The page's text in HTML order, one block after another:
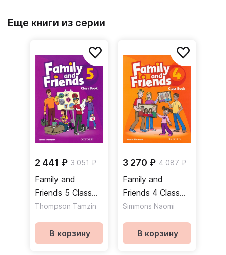
Еще книги из серии
2 441 ₽ 3 051 ₽
Family and
Friends 5 Class
Book Учебник
Thompson Tamzin
В корзину
3 270 ₽ 4 087 ₽
Family and
Friends 4 Class
Book Учебник
Simmons Naomi
В корзину